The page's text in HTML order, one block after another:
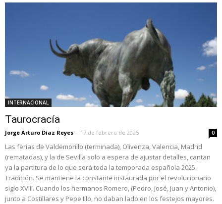
INTERNACIONAL
Taurocracía
Jorge Arturo Díaz Reyes - 17 de febrero de 2025 0
Las ferias de Valdemorillo (terminada), Olivenza, Valencia, Madrid
(rematadas), y la de Sevilla solo a espera de ajustar detalles, cantan
ya la partitura de lo que será toda la temporada española 2025.
Tradición. Se mantiene la constante instaurada por el revolucionario
siglo XVIII. Cuando los hermanos Romero, (Pedro, José, Juan y Antonio),
junto a Costillares y Pepe Illo, no daban lado en los festejos mayores.